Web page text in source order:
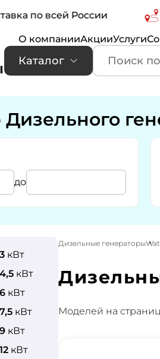
по всей России
О компанииАкцииУслуги
Каталог
до
3 кВт
4,5 кВт
6 кВт
7,5 кВт
9 кВт
12 кВт
Дизельные генераторы
Моделей на